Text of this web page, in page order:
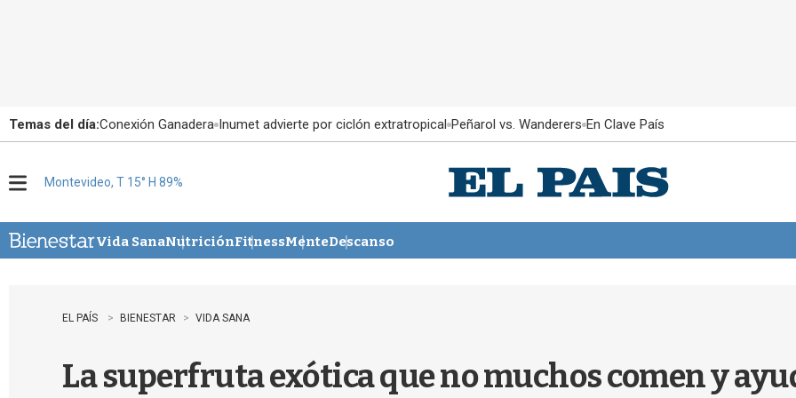
Temas del día:Conexión Ganadera Inumet advierte por ciclón extratropical Peñarol vs. Wanderers En Clave País
u
Montevideo, T 15° H 89%
Vida SanaNutriciónFitnessMenteDescanso
EL PAÍS BIENESTAR VIDA SANA
La superfruta exótica que no muchos comen y